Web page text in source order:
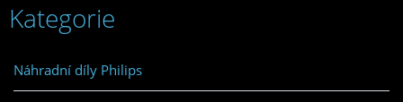
Kategorie
Náhradní díly Philips